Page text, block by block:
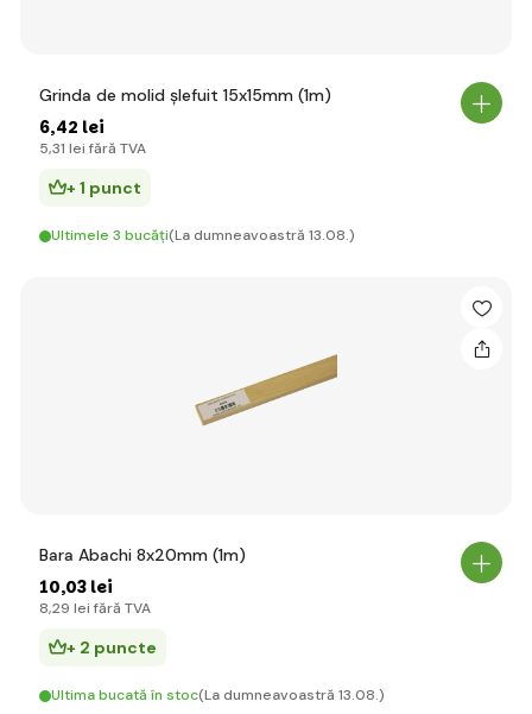
Grinda de molid șlefuit 15x15mm (1m)
6,42 lei
5,31 lei fără TVA
+ 1 punct
Ultimele 3 bucăți(La dumneavoastră 13.08.)
Bara Abachi 8x20mm (1m)
10,03 lei
8,29 lei fără TVA
+ 2 puncte
Ultima bucată în stoc(La dumneavoastră 13.08.)